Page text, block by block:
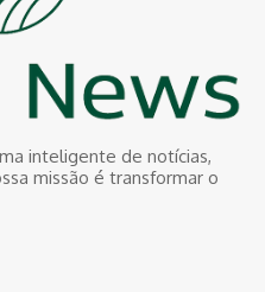
inteligente de notícias,
missão é transformar o